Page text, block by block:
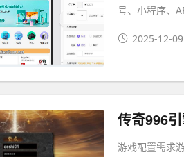
号、小程序、
2025-12-09
游戏配置需求